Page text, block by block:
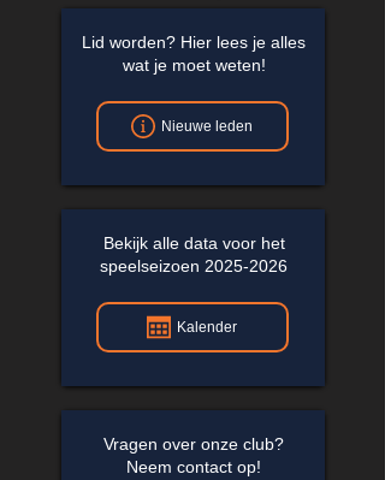
Lid worden? Hier lees je alles
wat je moet weten!
Nieuwe leden
Bekijk alle data voor het
speelseizoen 2025-2026
Kalender
Vragen over onze club?
Neem contact op!